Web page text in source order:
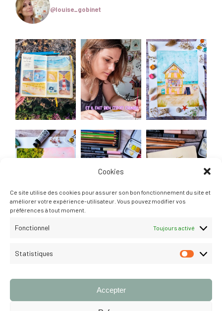
Cookies
Ce site utilise des cookies pour assurer son bon fonctionnement du site et
améliorer votre expérience-utilisateur. Vous pouvez modifier vos
préférences à tout moment.
Fonctionnel Toujours activé
Statistiques
Accepter
@louise_gobinet